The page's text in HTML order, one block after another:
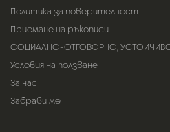
Политика за поверителност
Приемане на ръкописи
СОЦИАЛНО-ОТГОВОРНО, УСТОЙЧИВО
Условия на ползване
За нас
Забрави ме